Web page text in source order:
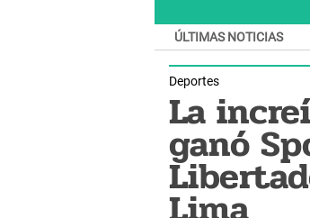
ÚLTIMAS NOTICIAS
Deportes
La
ganó